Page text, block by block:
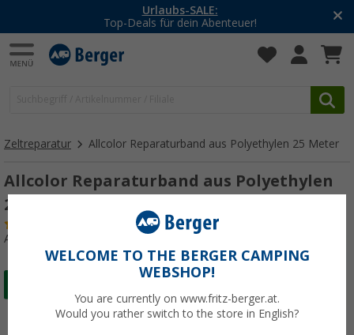
Urlaubs-SALE:
Top-Deals für dein Abenteuer!
Zeltreparatur Allcolor Reparaturband aus Polyethylen 25 Meter
Allcolor Reparaturband aus Polyethylen
25 Meter
Art.-Nr.: 104620
WELCOME TO THE BERGER CAMPING
WEBSHOP!
You are currently on www.fritz-berger.at.
Would you rather switch to the store in English?